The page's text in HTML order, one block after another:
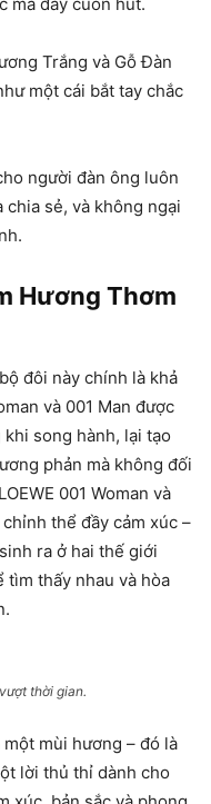
Trắng và Gỗ Đàn
một cái bắt tay chắc
người đàn ông luôn
chia sẻ, và không ngại
Hương Thơm
đôi này chính là khả
và 001 Man được
song hành, lại tạo
phản mà không đối
001 Woman và
thể đầy cảm xúc –
ra ở hai thế giới
tìm thấy nhau và hòa
thời gian.
một mùi hương – đó là
lời thủ thỉ dành cho